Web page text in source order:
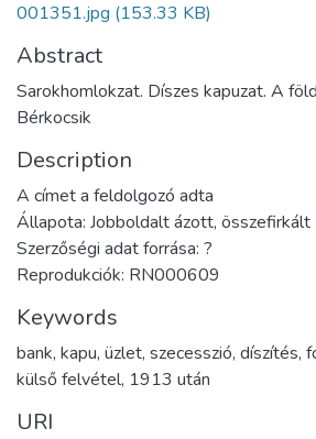
001351.jpg (153.33 KB)
Abstract
Sarokhomlokzat. Díszes kapuzat. A
Bérkocsik
Description
A címet a feldolgozó adta
Állapota: Jobboldalt ázott, összefirkált
Szerzőségi adat forrása: ?
Reprodukciók: RN000609
Keywords
bank, kapu, üzlet, szecesszió, díszítés,
külső felvétel, 1913 után
URI